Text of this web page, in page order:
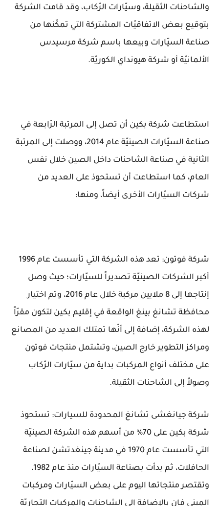
والشاحنات الثقيلة، وسيّارات الرّكاب، وقد قامت الشركة
بتوقيع بعض الاتفاقيّات المشتركة التي تمكّنها من
صناعة السيّارات وبيعها باسم شركة مرسيدس
الألمانيّة أو شركة هيونداي الكوريّة.
استطاعت شركة بكين أن تصل إلى المرتبة الرّابعة في
صناعة السيّارات الصينيّة عام 2014، ووصلت إلى المرتبة
الثانية في صناعة الشاحنات داخل الصين خلال نفس
العام، كما استطاعت أن تستحوذ على العديد من
شركات السيّارات الأخرى أيضاً، ومنها:
شركة فوتون: تعد هذه الشركة التي تأسست عام 1996
أكبر الشركات الصينيّة تصديراً للسيّارات؛ حيث وصل
إنتاجها إلى 8 ملايين مركبة خلال عام 2016، وتم اختيار
محافظة تشانغ بينغ الواقعة في إقليم بكين لتكون مقرّاً
لهذه الشركة، إضافة إلى أنّها تمتلك العديد من المصانع
ومراكز التطوير خارج الصين، وتشتمل منتجات فوتون
على مختلف أنواع المركبات بداية من سيّارات الرّكاب
وصولاً إلى الشاحنات الثقيلة.
شركة جيانغشى تشانغ المحدودة للسيارات: تستحوذ
شركة بكين على 70% من أسهم هذه الشركة الصينيّة
التي تأسست عام 1970 في مدينة جينغدتشن لصناعة
الحافلات، ثم بدأت بصناعة السيّارات منذ عام 1982،
وتقتصر منتجاتها اليوم على بعض السيّارات ومركبات
الميني فان بالإضافة إلى الشاحنات والمركبات التجاريّة